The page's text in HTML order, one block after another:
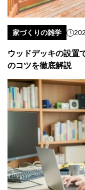
家づくりの雑学
ウッドデッキの設置
のコツを徹底解説